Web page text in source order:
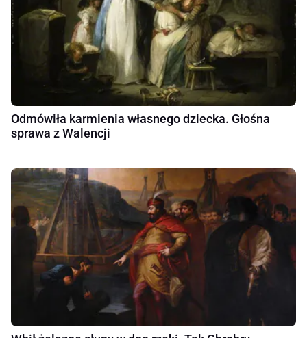
Odmówiła karmienia własnego dziecka. Głośna
sprawa z Walencji